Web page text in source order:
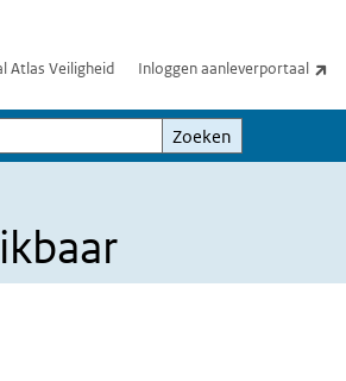
Atlas Veiligheid Inloggen aanleverportaal
Zoeken